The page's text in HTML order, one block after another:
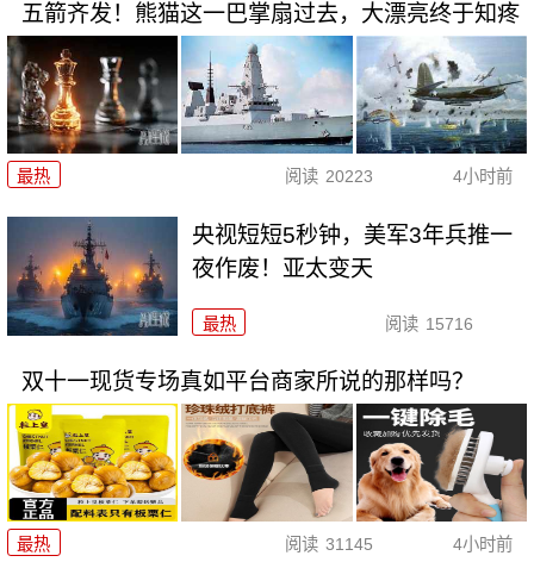
五箭齐发！熊猫这一巴掌扇过去，大漂亮终于知疼
最热 阅读 20223 4小时前
央视短短5秒钟，美军3年兵推一
夜作废！亚太变天
最热 阅读 15716
双十一现货专场真如平台商家所说的那样吗？
最热 阅读 31145 4小时前